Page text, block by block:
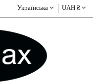
Українська UAH ₴